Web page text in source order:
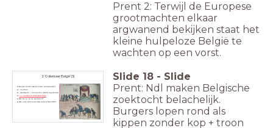
Prent 2: Terwijl de Europese
grootmachten elkaar
argwanend bekijken staat het
kleine hulpeloze België te
wachten op een vorst.
2 ‘O dierbaar België’ (3)
België wordt erkend onder voorwaarden:
- neutraal
- staatsvorm = monarchie (GEEN republiek!)
==> Zoektocht vorst (start 15/11)
Wat zie je op de spotprent?
Wie is de vermoedelijke auteur? Bel? Ndl?
Slide 18 - Slide
Prent: Ndl maken Belgische
zoektocht belachelijk.
Burgers lopen rond als
kippen zonder kop + troon